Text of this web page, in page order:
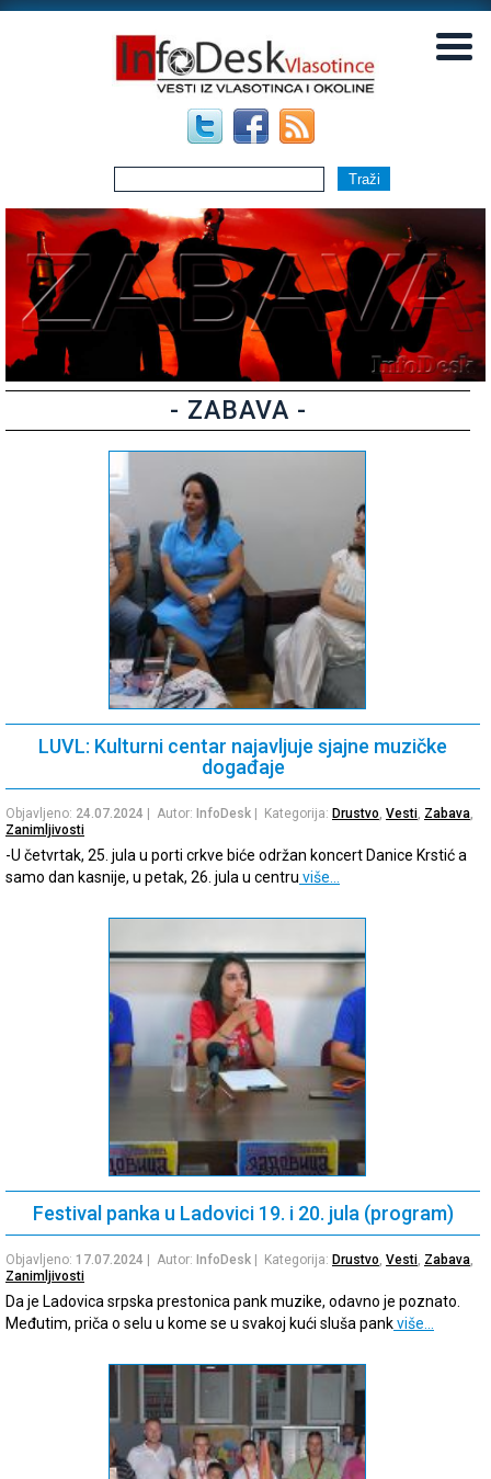
- ZABAVA -
LUVL: Kulturni centar najavljuje sjajne muzičke
događaje
Objavljeno: 24.07.2024 | Autor: InfoDesk | Kategorija: Drustvo, Vesti, Zabava,
Zanimljivosti
-U četvrtak, 25. jula u porti crkve biće održan koncert Danice Krstić a
samo dan kasnije, u petak, 26. jula u centru više…
Festival panka u Ladovici 19. i 20. jula (program)
Objavljeno: 17.07.2024 | Autor: InfoDesk | Kategorija: Drustvo, Vesti, Zabava,
Zanimljivosti
Da je Ladovica srpska prestonica pank muzike, odavno je poznato.
Međutim, priča o selu u kome se u svakoj kući sluša pankviše…